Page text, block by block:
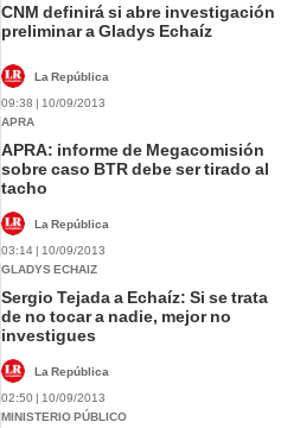
CNM definirá si abre investigación
preliminar a Gladys Echaíz
La República
09:38 | 10/09/2013
APRA
APRA: informe de Megacomisión
sobre caso BTR debe ser tirado al
tacho
La República
03:14 | 10/09/2013
GLADYS ECHAIZ
Sergio Tejada a Echaíz: Si se trata
de no tocar a nadie, mejor no
investigues
La República
02:50 | 10/09/2013
MINISTERIO PÚBLICO